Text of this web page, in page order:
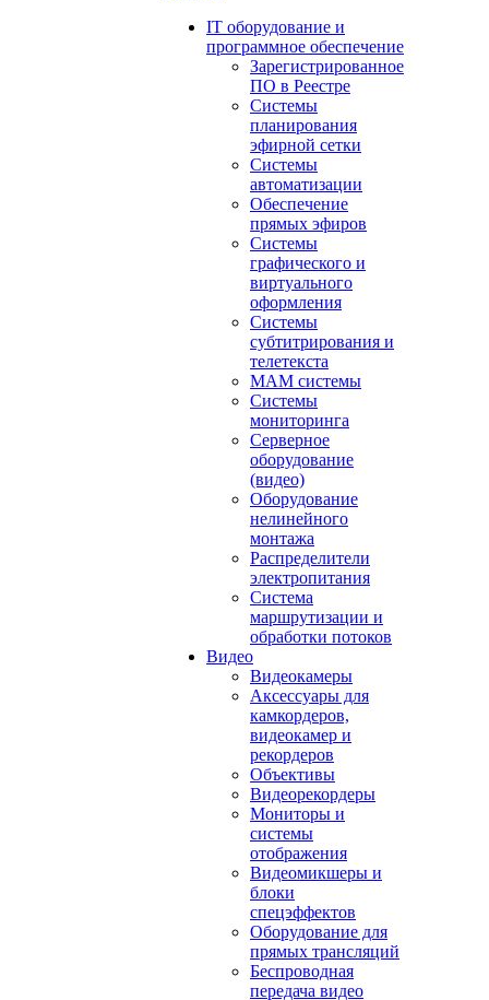
IT оборудование и
программное обеспечение
Зарегистрированное
ПО в Реестре
Системы
планирования
эфирной сетки
Системы
автоматизации
Обеспечение
прямых эфиров
Системы
графического и
виртуального
оформления
Системы
субтитрирования и
телетекста
MAM системы
Системы
мониторинга
Серверное
оборудование
(видео)
Оборудование
нелинейного
монтажа
Распределители
электропитания
Система
маршрутизации и
обработки потоков
Видео
Видеокамеры
Аксессуары для
камкордеров,
видеокамер и
рекордеров
Объективы
Видеорекордеры
Мониторы и
системы
отображения
Видеомикшеры и
блоки
спецэффектов
Оборудование для
прямых трансляций
Беспроводная
передача видео